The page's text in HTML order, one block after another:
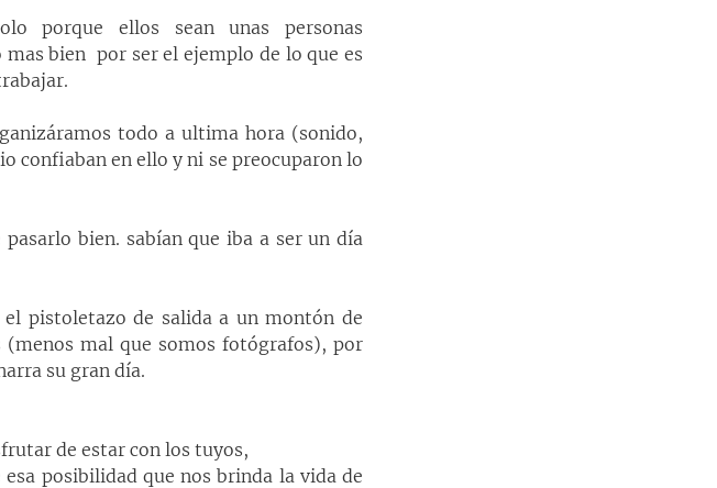
porque ellos sean unas personas
bien  por ser el ejemplo de lo que es
todo a ultima hora (sonido,
confiaban en ello y ni se preocuparon lo
bien. sabían que iba a ser un día
pistoletazo de salida a un montón de
(menos mal que somos fotógrafos), por
su gran día.
de estar con los tuyos,
posibilidad que nos brinda la vida de